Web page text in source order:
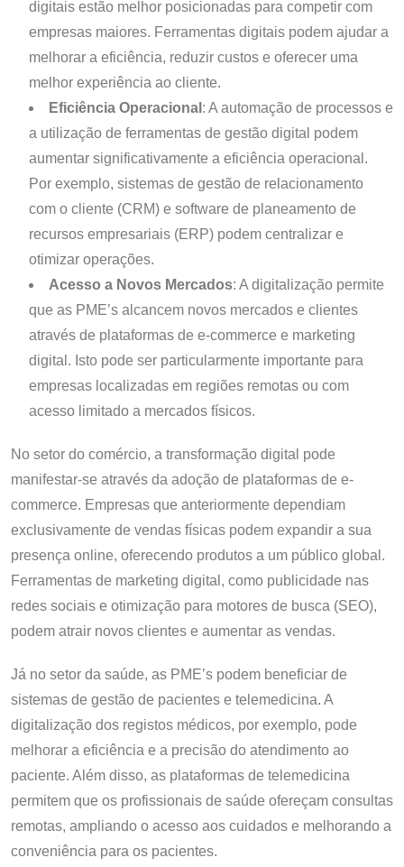
digitais estão melhor posicionadas para competir com
empresas maiores. Ferramentas digitais podem ajudar a
melhorar a eficiência, reduzir custos e oferecer uma
melhor experiência ao cliente.
Eficiência Operacional : A automação de processos e
a utilização de ferramentas de gestão digital podem
aumentar significativamente a eficiência operacional.
Por exemplo, sistemas de gestão de relacionamento
com o cliente (CRM) e software de planeamento de
recursos empresariais (ERP) podem centralizar e
otimizar operações.
Acesso a Novos Mercados: A digitalização permite
que as PME’s alcancem novos mercados e clientes
através de plataformas de e-commerce e marketing
digital. Isto pode ser particularmente importante para
empresas localizadas em regiões remotas ou com
acesso limitado a mercados físicos.
No setor do comércio, a transformação digital pode
manifestar-se através da adoção de plataformas de e-
commerce. Empresas que anteriormente dependiam
exclusivamente de vendas físicas podem expandir a sua
presença online, oferecendo produtos a um público global.
Ferramentas de marketing digital, como publicidade nas
redes sociais e otimização para motores de busca (SEO),
podem atrair novos clientes e aumentar as vendas.
Já no setor da saúde, as PME’s podem beneficiar de
sistemas de gestão de pacientes e telemedicina. A
digitalização dos registos médicos, por exemplo, pode
melhorar a eficiência e a precisão do atendimento ao
paciente. Além disso, as plataformas de telemedicina
permitem que os profissionais de saúde ofereçam consultas
remotas, ampliando o acesso aos cuidados e melhorando a
conveniência para os pacientes.